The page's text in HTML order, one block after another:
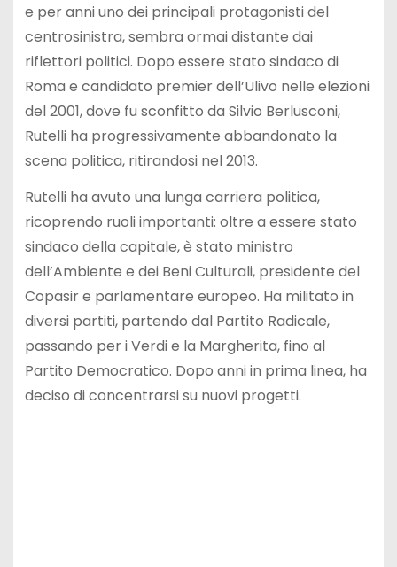
e per anni uno dei principali protagonisti del
centrosinistra, sembra ormai distante dai
riflettori politici. Dopo essere stato sindaco di
Roma e candidato premier dell’Ulivo nelle elezioni
del 2001, dove fu sconfitto da Silvio Berlusconi,
Rutelli ha progressivamente abbandonato la
scena politica, ritirandosi nel 2013.
Rutelli ha avuto una lunga carriera politica,
ricoprendo ruoli importanti: oltre a essere stato
sindaco della capitale, è stato ministro
dell’Ambiente e dei Beni Culturali, presidente del
Copasir e parlamentare europeo. Ha militato in
diversi partiti, partendo dal Partito Radicale,
passando per i Verdi e la Margherita, fino al
Partito Democratico. Dopo anni in prima linea, ha
deciso di concentrarsi su nuovi progetti.